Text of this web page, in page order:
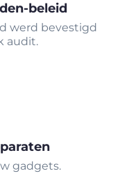
beleid
werd bevestigd
audit.
gadgets.